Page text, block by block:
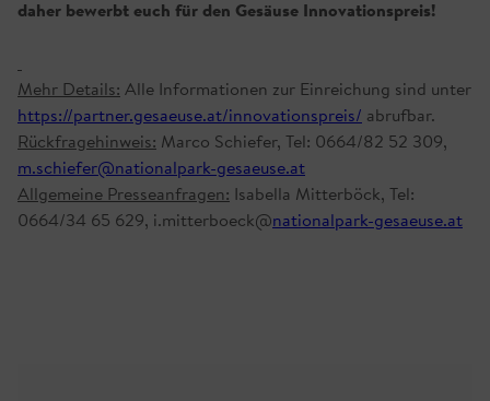
daher bewerbt euch für den Gesäuse Innovationspreis!
Mehr Details: Alle Informationen zur Einreichung sind unter
https://partner.gesaeuse.at/innovationspreis/ abrufbar.
Rückfragehinweis: Marco Schiefer, Tel: 0664/82 52 309,
m.schiefer@nationalpark-gesaeuse.at
Allgemeine Presseanfragen: Isabella Mitterböck, Tel:
0664/34 65 629, i.mitterboeck@nationalpark-gesaeuse.at